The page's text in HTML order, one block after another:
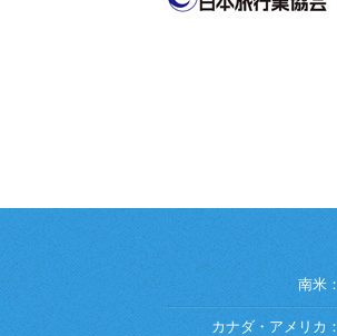
南米：
カナダ・アメリカ：